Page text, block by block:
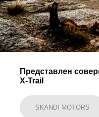
Представлен
X-Trail
SKANDI MOTORS